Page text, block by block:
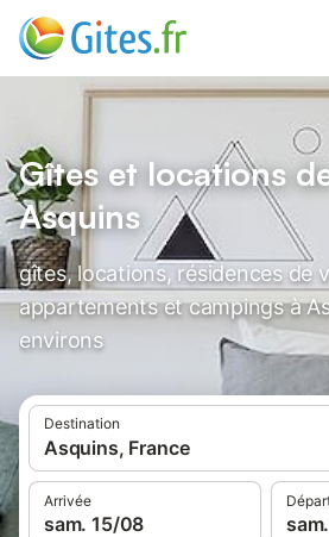
Gîtes et locations
Asquins
gîtes, locations, résidences de
appartements et campings à
environs
Destination
Asquins, France
Arrivée
sam. 15/08